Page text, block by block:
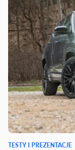
TESTY I PREZENTACJE